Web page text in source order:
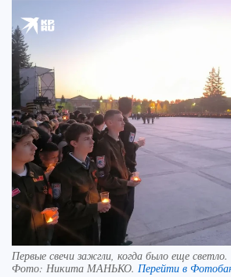
Первые свечи зажгли, когда было еще светло.
Фото: Никита МАНЬКО. Перейти в